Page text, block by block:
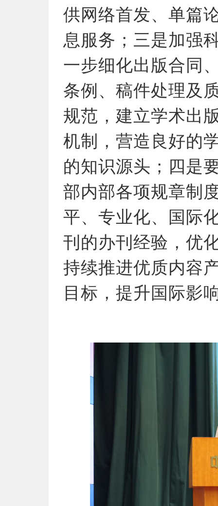
供网络首发、单篇
息服务；三是加强
一步细化出版合同
条例、稿件处理及
规范，建立学术出
机制，营造良好的
的知识源头；四是
部内部各项规章制
平、专业化、国际
刊的办刊经验，优
持续推进优质内容
目标，提升国际影